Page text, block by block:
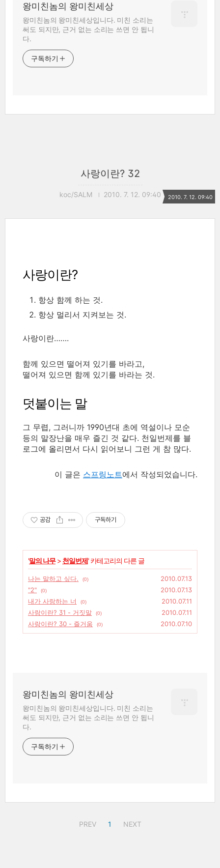
왕미친놈의 왕미친세상
왕미친놈의 왕미친세상입니다. 미친 소리는
써도 되지만, 근거 없는 소리는 쓰면 안 됩니
다.
구독하기
사랑이란? 32
koc/SALM 2010. 7. 12. 09:40 2010. 7. 12. 09:40
사랑이란?
항상 함께 하는 것.
항상 멀리서 지켜보는 것.
사랑이란…….
함께 있으면 떨어져 있기를 바라고,
떨어져 있으면 함께 있기를 바라는 것.
덧붙이는 말
그 무렵, 그러니까 1990년대 초에 역설이나 모순
등의 말장난을 매우 즐긴 것 같다. 천일번제를 블
로그에 올리면서 다시 읽어보니 그런 게 참 많다.
이 글은 스프링노트에서 작성되었습니다.
공감 구독하기
'말의 나무> 천일번제' 카테고리의 다른 글
나는 말하고 싶다. (0)
2010.07.13
"2"
(0)
2010.07.13
내가 사랑하는 너
(0)
2010.07.11
사랑이란? 31 - 거짓말
(0)
2010.07.11
사랑이란? 30 - 즐거움
(0) 2010.07.10
왕미친놈의 왕미친세상
왕미친놈의 왕미친세상입니다. 미친 소리는
써도 되지만, 근거 없는 소리는 쓰면 안 됩니
다.
구독하기
PREV 1 NEXT